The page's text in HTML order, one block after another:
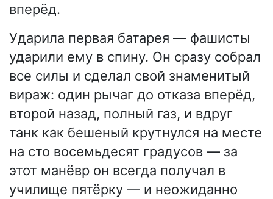
вперёд.
Ударила первая батарея — фашисты
ударили ему в спину. Он сразу собрал
все силы и сделал свой знаменитый
вираж: один рычаг до отказа вперёд,
второй назад, полный газ, и вдруг
танк как бешеный крутнулся на месте
на сто восемьдесят градусов — за
этот манёвр он всегда получал в
училище пятёрку — и неожиданно